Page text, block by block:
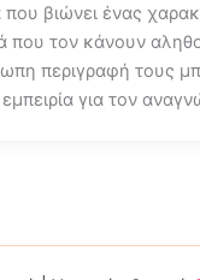
βιώνει ένας
που τον κάνουν
περιγραφή τους
για τον